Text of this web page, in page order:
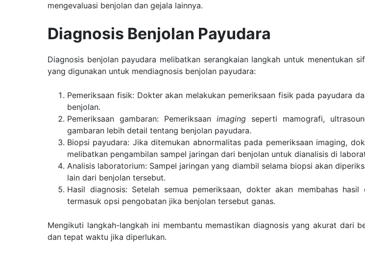
mengevaluasi benjolan dan gejala lainnya.
Diagnosis Benjolan Payudara
Diagnosis benjolan payudara melibatkan serangkaian langkah untuk menentukan
yang digunakan untuk mendiagnosis benjolan payudara:
Pemeriksaan fisik: Dokter akan melakukan pemeriksaan fisik pada payudara
benjolan.
Pemeriksaan gambaran: Pemeriksaan imagingseperti mamografi,
gambaran lebih detail tentang benjolan payudara.
Biopsi payudara: Jika ditemukan abnormalitas pada pemeriksaan imaging,
melibatkan pengambilan sampel jaringan dari benjolan untuk dianalisis di
Analisis laboratorium: Sampel jaringan yang diambil selama biopsi akan
lain dari benjolan tersebut.
Hasil diagnosis: Setelah semua pemeriksaan, dokter akan membahas
termasuk opsi pengobatan jika benjolan tersebut ganas.
Mengikuti langkah-langkah ini membantu memastikan diagnosis yang akurat dari
dan tepat waktu jika diperlukan.